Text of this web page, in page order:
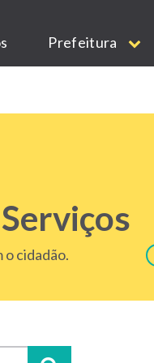
Prefeitura
o cidadão.